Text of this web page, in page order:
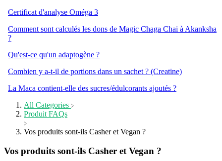
Certificat d'analyse Oméga 3
Comment sont calculés les dons de Magic Chaga Chai à Akanksha
?
Qu'est-ce qu'un adaptogène ?
Combien y a-t-il de portions dans un sachet ? (Creatine)
La Maca contient-elle des sucres/édulcorants ajoutés ?
All Categories
​Produit FAQs
Vos produits sont-ils Casher et Vegan ?
Vos produits sont-ils Casher et Vegan ?